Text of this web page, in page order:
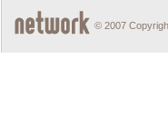
© 2007